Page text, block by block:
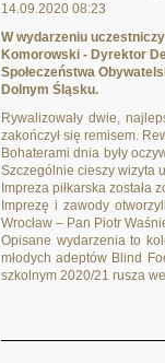
14.09.2020 08:23
W wydarzeniu
Komorowski - Dyrektor
Społeczeństwa
Dolnym Śląsku.
Rywalizowały dwie,
zakończył się remisem.
Bohaterami dnia były
Szczególnie cieszy wizyta
Impreza piłkarska została
Imprezę i zawody
Wrocław – Pan Piotr
Opisane wydarzenia to
młodych adeptów Blind
szkolnym 2020/21 rusza